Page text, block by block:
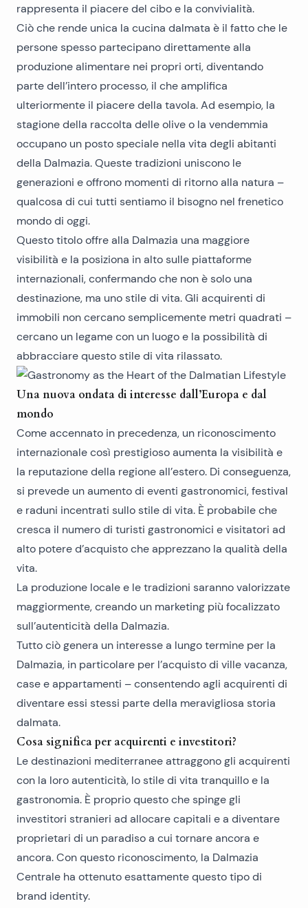
rappresenta il piacere del cibo e la convivialità.
Ciò che rende unica la cucina dalmata è il fatto che le
persone spesso partecipano direttamente alla
produzione alimentare nei propri orti, diventando
parte dell’intero processo, il che amplifica
ulteriormente il piacere della tavola. Ad esempio, la
stagione della raccolta delle olive o la vendemmia
occupano un posto speciale nella vita degli abitanti
della Dalmazia. Queste tradizioni uniscono le
generazioni e offrono momenti di ritorno alla natura –
qualcosa di cui tutti sentiamo il bisogno nel frenetico
mondo di oggi.
Questo titolo offre alla Dalmazia una maggiore
visibilità e la posiziona in alto sulle piattaforme
internazionali, confermando che non è solo una
destinazione, ma uno stile di vita. Gli acquirenti di
immobili non cercano semplicemente metri quadrati –
cercano un legame con un luogo e la possibilità di
abbracciare questo stile di vita rilassato.
Una nuova ondata di interesse dall’Europa e dal
mondo
Come accennato in precedenza, un riconoscimento
internazionale così prestigioso aumenta la visibilità e
la reputazione della regione all’estero. Di conseguenza,
si prevede un aumento di eventi gastronomici, festival
e raduni incentrati sullo stile di vita. È probabile che
cresca il numero di turisti gastronomici e visitatori ad
alto potere d’acquisto che apprezzano la qualità della
vita.
La produzione locale e le tradizioni saranno valorizzate
maggiormente, creando un marketing più focalizzato
sull’autenticità della Dalmazia.
Tutto ciò genera un interesse a lungo termine per la
Dalmazia, in particolare per l’acquisto di ville vacanza,
case e appartamenti – consentendo agli acquirenti di
diventare essi stessi parte della meravigliosa storia
dalmata.
Cosa significa per acquirenti e investitori?
Le destinazioni mediterranee attraggono gli acquirenti
con la loro autenticità, lo stile di vita tranquillo e la
gastronomia. È proprio questo che spinge gli
investitori stranieri ad allocare capitali e a diventare
proprietari di un paradiso a cui tornare ancora e
ancora. Con questo riconoscimento, la Dalmazia
Centrale ha ottenuto esattamente questo tipo di
brand identity.